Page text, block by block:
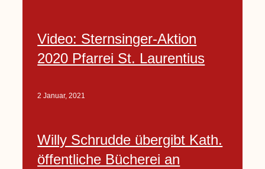
Video: Sternsinger-Aktion
2020 Pfarrei St. Laurentius
2 Januar, 2021
Willy Schrudde übergibt Kath.
öffentliche Bücherei an